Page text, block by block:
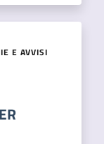
E AVVISI